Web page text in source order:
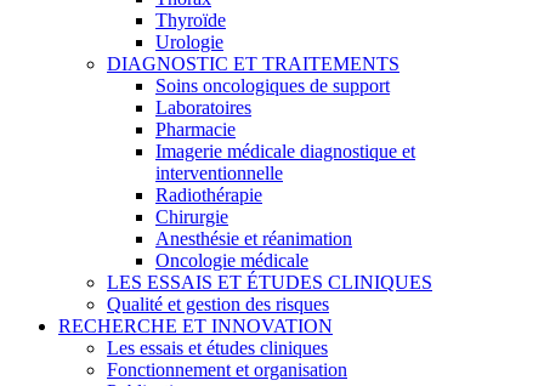
Thyroïde
Urologie
DIAGNOSTIC ET TRAITEMENTS
Soins oncologiques de support
Laboratoires
Pharmacie
Imagerie médicale diagnostique et
interventionnelle
Radiothérapie
Chirurgie
Anesthésie et réanimation
Oncologie médicale
LES ESSAIS ET ÉTUDES CLINIQUES
Qualité et gestion des risques
RECHERCHE ET INNOVATION
Les essais et études cliniques
Fonctionnement et organisation